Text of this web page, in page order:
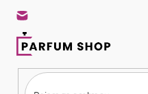
sadržaj